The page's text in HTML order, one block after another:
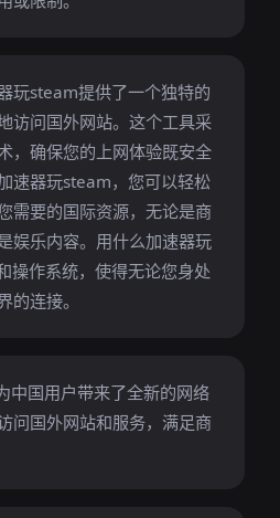
玩steam提供了一个独特的
访问国外网站。这个工具采
，确保您的上网体验既安全
速器玩steam，您可以轻松
需要的国际资源，无论是商
娱乐内容。用什么加速器玩
操作系统，使得无论您身处
的连接。
中国用户带来了全新的网络
问国外网站和服务，满足商